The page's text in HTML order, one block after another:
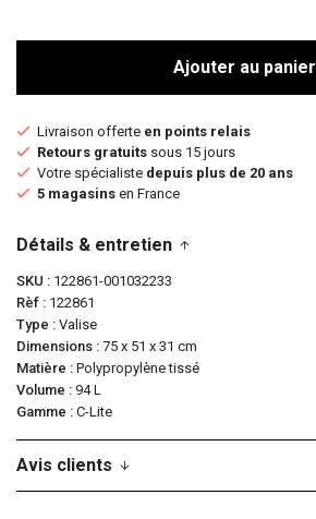
Ajouter au panier
Livraison offerte en points relais
Retours gratuits sous 15 jours
Votre spécialiste depuis plus de 20 ans
5 magasins en France
Détails & entretien
SKU
122861-001032233
Rèf
122861
Type
Valise
Dimensions 75 x 51 x 31 cm
Matière
Polypropylène tissé
Volume
94 L
Gamme
C-Lite
Avis clients